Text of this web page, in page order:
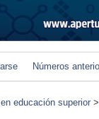
Números
educación superior